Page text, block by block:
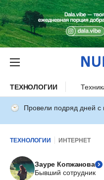
ТЕХНОЛОГИИ
Провели подряд дней с
ТЕХНОЛОГИИ ИНТЕРНЕТ
Зауре Копжанова
Бывший сотрудник